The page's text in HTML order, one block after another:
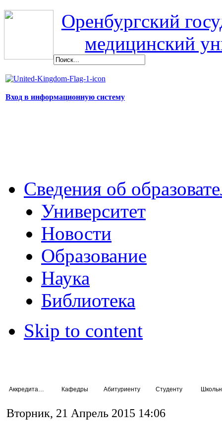
Оренбургский
медицинский
Вход в информационную систему
Сведения об
Университет
Новости
Образование
Наука
Библиотека
Skip to content
Кафедры Абитуриенту Студенту
Вторник, 21 Апрель 2015 14:06